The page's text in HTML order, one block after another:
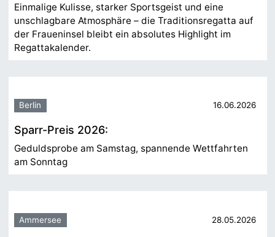
Einmalige Kulisse, starker Sportsgeist und eine
unschlagbare Atmosphäre – die Traditionsregatta auf
der Fraueninsel bleibt ein absolutes Highlight im
Regattakalender.
Berlin 16.06.2026
Sparr-Preis 2026:
Geduldsprobe am Samstag, spannende Wettfahrten
am Sonntag
Ammersee 28.05.2026